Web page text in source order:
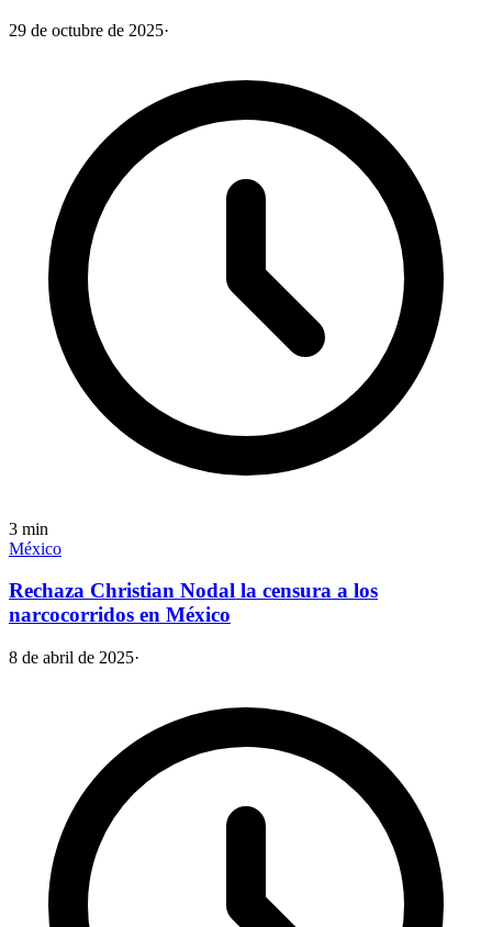
29 de octubre de 2025·
3 min
México
Rechaza Christian Nodal la censura a los
narcocorridos en México
8 de abril de 2025·